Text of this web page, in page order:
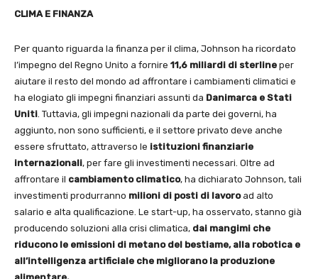
CLIMA E FINANZA
Per quanto riguarda la finanza per il clima, Johnson ha ricordato
l’impegno del Regno Unito a fornire 11,6 miliardi di sterline per
aiutare il resto del mondo ad affrontare i cambiamenti climatici e
ha elogiato gli impegni finanziari assunti da Danimarca e Stati
Uniti . Tuttavia, gli impegni nazionali da parte dei governi, ha
aggiunto, non sono sufficienti, e il settore privato deve anche
essere sfruttato, attraverso le istituzioni finanziarie
internazionali, per fare gli investimenti necessari. Oltre ad
affrontare il cambiamento climatico, ha dichiarato Johnson, tali
investimenti produrranno milioni di posti di lavoroad alto
salario e alta qualificazione. Le start-up, ha osservato, stanno già
producendo soluzioni alla crisi climatica, dai mangimi che
riducono le emissioni di metano del bestiame, alla robotica e
all’intelligenza artificiale che migliorano la produzione